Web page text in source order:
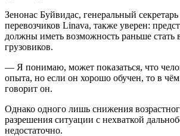
Зенонас Буйвидас, генеральный
перевозчиков Linava, также уверен:
должны иметь возможность раньше стать
грузовиков.
— Я понимаю, может показаться, что
опыта, но если он хорошо обучен, то в
говорит он.
Однако одного лишь снижения
разрешения ситуации с нехваткой
недостаточно.